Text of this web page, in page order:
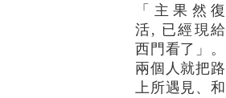
「主果然復
活, 已經現給
西門看了」。
兩個人就把路
上所遇見、和